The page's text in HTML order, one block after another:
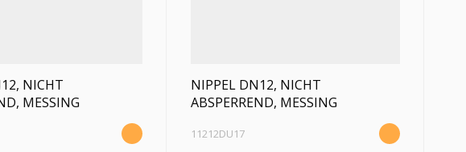
NICHT
MESSING
NIPPEL DN12, NICHT
ABSPERREND, MESSING
11212DU17